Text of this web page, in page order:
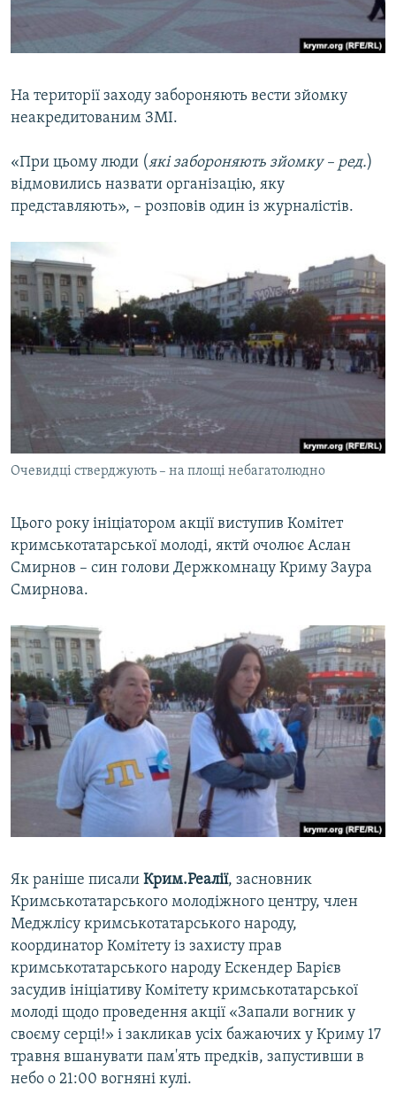
На території заходу забороняють вести зйомку
неакредитованим ЗМІ.
«При цьому люди (які забороняють зйомку – ред.)
відмовились назвати організацію, яку
представляють», – розповів один із журналістів.
Очевидці стверджують – на площі небагатолюдно
Цього року ініціатором акції виступив Комітет
кримськотатарської молоді, яктй очолює Аслан
Смирнов – син голови Держкомнацу Криму Заура
Смирнова.
Як раніше писали Крим.Реалії, засновник
Кримськотатарського молодіжного центру, член
Меджлісу кримськотатарського народу,
координатор Комітету із захисту прав
кримськотатарського народу Ескендер Барієв
засудив ініціативу Комітету кримськотатарської
молоді щодо проведення акції «Запали вогник у
своєму серці!» і закликав усіх бажаючих у Криму 17
травня вшанувати пам'ять предків, запустивши в
небо о 21:00 вогняні кулі.